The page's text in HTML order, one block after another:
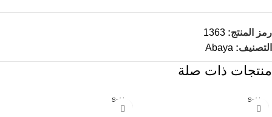
رمز المنتج: 1363
التصنيف: Abaya
منتجات ذات صلة
Sold
out
Sold
out